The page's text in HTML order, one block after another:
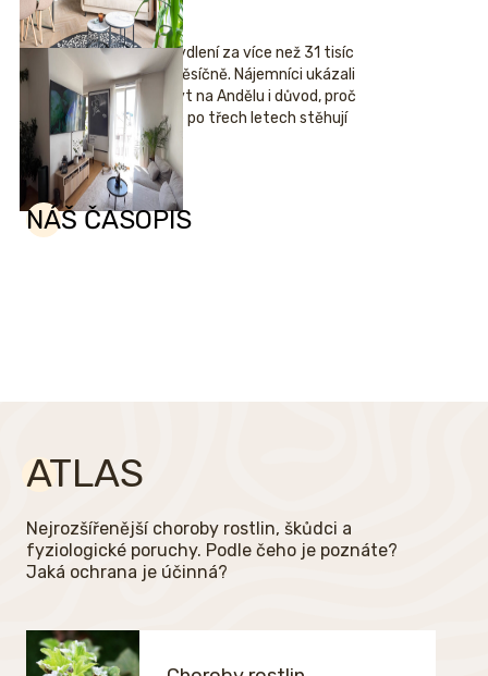
Bydlení za více než 31 tisíc
měsíčně. Nájemníci ukázali
byt na Andělu i důvod, proč
se po třech letech stěhují
NÁŠ ČASOPIS
ATLAS
Nejrozšířenější choroby rostlin, škůdci a
fyziologické poruchy. Podle čeho je poznáte?
Jaká ochrana je účinná?